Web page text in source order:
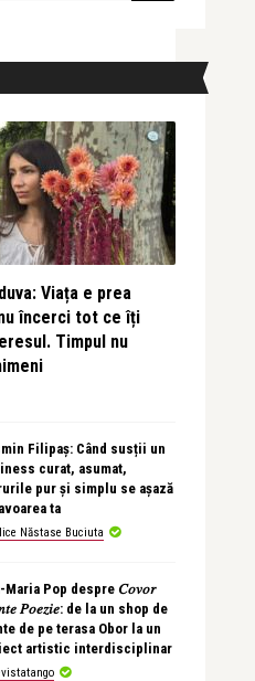
Viața e prea
încerci tot ce îți
Timpul nu
Filipaș: Când susții un
curat, asumat,
pur și simplu se așază
ta
Năstase Buciuta
Maria Pop despre 𝐶𝑜𝑣𝑜𝑟
𝑃𝑜𝑒𝑧𝑖𝑒: de la un shop de
de pe terasa Obor la un
artistic interdisciplinar